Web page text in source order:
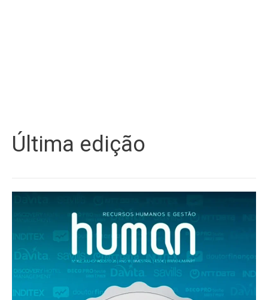
Última edição